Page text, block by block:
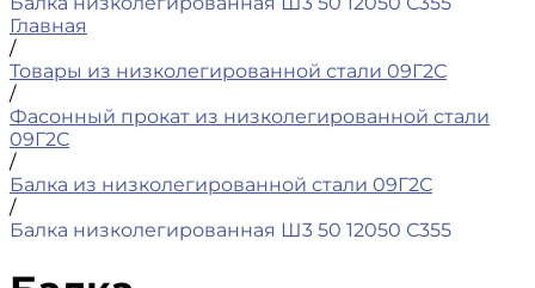
Главная
/
Товары из низколегированной стали 09Г2С
/
Фасонный прокат из низколегированной стали
09Г2С
/
Балка из низколегированной стали 09Г2С
/
Балка низколегированная Ш3 50 12050 С355